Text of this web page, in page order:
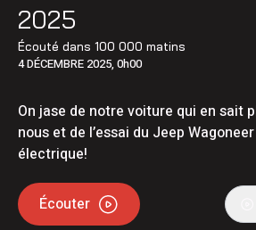
2025
Écouté dans 100 000 matins
4 DÉCEMBRE 2025, 0h00
On jase de notre voiture qui en sait
nous et de l’essai du Jeep
électrique!
Écouter